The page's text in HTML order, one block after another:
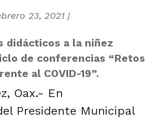
23, 2021 |
didácticos a la niñez
de conferencias “Retos
al COVID-19”.
Oax.- En
Presidente Municipal